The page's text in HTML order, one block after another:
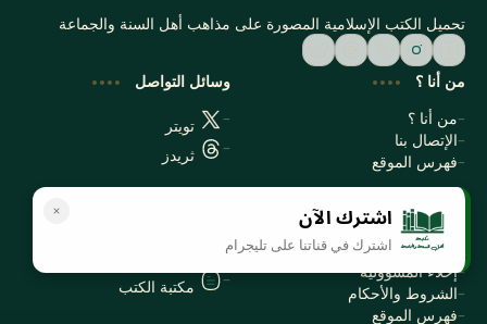
اشترك الآن
اشترك في قناتنا على تليجرام
تحميل الكتب الإسلامية المصورة على مذاهب أهل السنة والجماعة
من أنا ؟
من أنا ؟
الإتصال بنا
فهرس الموقع
وسائل التواصل
تويتر
ثريدز
سياسة الخصوصية
سياسة الخصوصية
إخلاء المسؤولية
الشروط والأحكام
فهرس الموقع
مكتبة الكتب